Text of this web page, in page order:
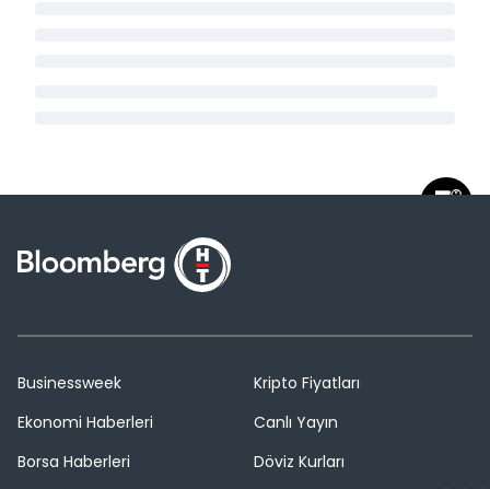
Businessweek
Ekonomi Haberleri
Borsa Haberleri
Kripto Fiyatları
Canlı Yayın
Döviz Kurları